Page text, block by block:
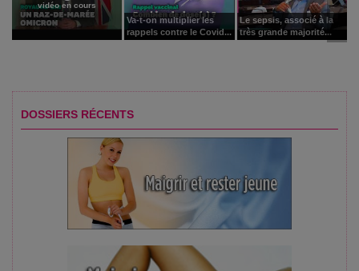
vidéo en cours
Va-t-on multiplier les
rappels contre le Covid...
Le sepsis, associé à la
très grande majorité...
DOSSIERS RÉCENTS